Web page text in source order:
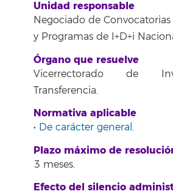
Unidad responsable
Negociado de
y Programas de I+D+i
Órgano que resuelve
Vicerrectorado de
Transferencia.
Normativa aplicable
• De carácter general.
Plazo máximo de
3 meses.
Efecto del silencio